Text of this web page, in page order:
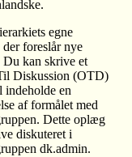
egne
der foreslår nye
Du kan skrive et
Diskussion (OTD)
indeholde en
af formålet med
Dette oplæg
diskuteret i
dk.admin.